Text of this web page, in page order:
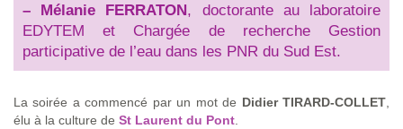
–
Mélanie FERRATON , doctorante au laboratoire
EDYTEM et Chargée de recherche Gestion
participative de l’eau dans les PNR du Sud Est.
La soirée a commencé par un mot de Didier TIRARD-COLLET,
élu à la culture de St Laurent du Pont.